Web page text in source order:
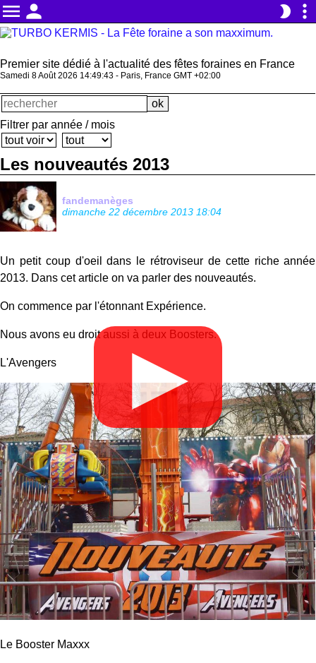
menu person brightness_2 more_vert
Premier site dédié à l'actualité des fêtes foraines en France
Samedi 8 Août 2026 14:49:44 - Paris, France GMT +02:00
Filtrer par année / mois
Les nouveautés 2013
fandemanèges
dimanche 22 décembre 2013 18:04
Un petit coup d'oeil dans le rétroviseur de cette riche année
2013. Dans cet article on va parler des nouveautés.
On commence par l'étonnant Expérience.
▶
Nous avons eu droit aussi à deux Boosters.
L'Avengers
Le Booster Maxxx